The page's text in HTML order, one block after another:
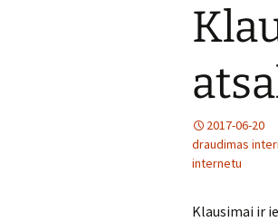
2017-06-20
draudimas
internetu
Klausimai ir